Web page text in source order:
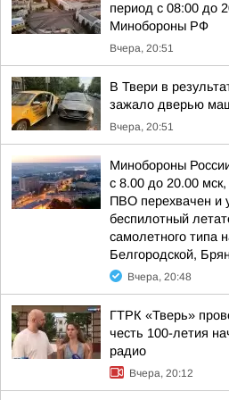
период с 08:00 до
Минобороны РФ
Вчера, 20:51
В Твери в
зажало дверью
Вчера, 20:51
Минобороны
с 8.00 до 20.00
ПВО перехвачен и
беспилотный
самолетного типа
Белгородской,
Вчера, 20:48
ГТРК «Тверь»
честь 100-летия
радио
Вчера, 20:12